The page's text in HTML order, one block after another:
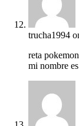
trucha1994
reta
mi nombre